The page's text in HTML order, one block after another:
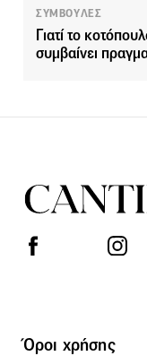
ΣΥΜΒΟΥΛΕΣ
Γιατί το
συμβαίνει
Όροι χρήσης